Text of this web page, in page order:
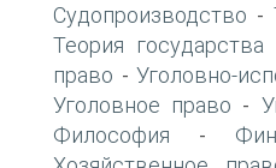
Судопроизводство -
Теория государства
право - Уголовно-
Уголовное право -
Философия -